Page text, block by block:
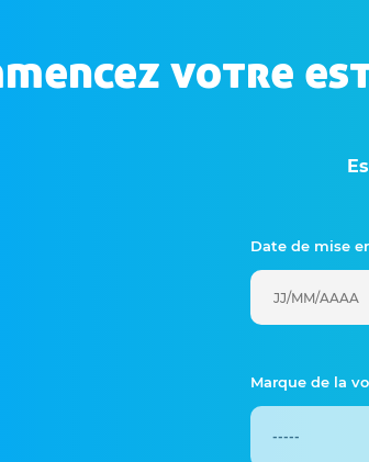
votre
Date de mise
Marque de la